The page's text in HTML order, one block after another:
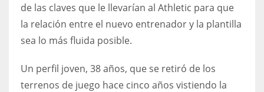
DAL
22
de las claves que le llevarían al Athletic para que
la relación entre el nuevo entrenador y la plantilla
sea lo más fluida posible.
Un perfil joven, 38 años, que se retiró de los
terrenos de juego hace cinco años vistiendo la